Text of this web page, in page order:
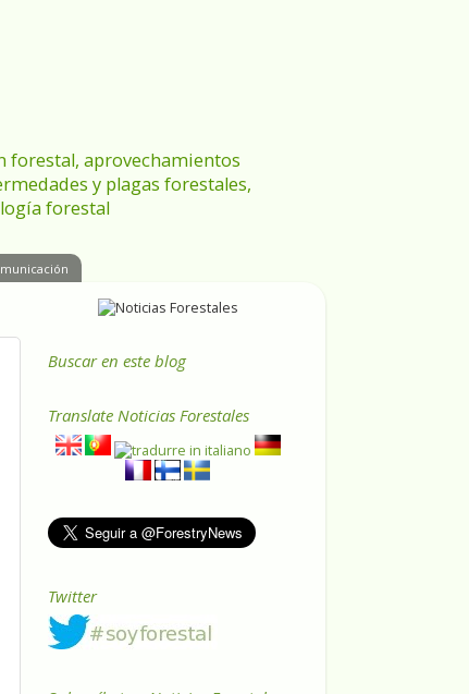
forestal, aprovechamientos
y plagas forestales,
forestal
Buscar en este blog
Translate Noticias Forestales
Twitter